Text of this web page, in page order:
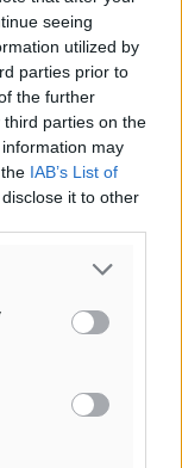
seeing
utilized by
parties prior to
the further
parties on the
may
IAB’s List of
it to other